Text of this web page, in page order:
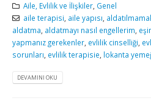
Aile, Evlilik ve İlişkiler, Genel
aile terapisi, aile yapısı,
aldatma, aldatmayı nasıl engellerim,
yapmanız gerekenler, evlilik cinselliği,
sorunları, evlilik terapisie, lokanta
DEVAMINI OKU